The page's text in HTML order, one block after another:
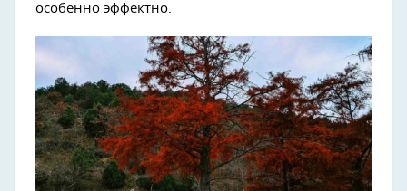
особенно эффектно.